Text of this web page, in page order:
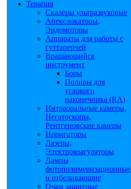
Терапия
Скалеры ультразвуковые
Апекслокаторы,
Эндомоторы
Аппараты для работы с
гуттаперчей
Вращающийся
инструмент
Боры
Полиры для
углового
наконечника (RA)
Интраоральные камеры,
Негатоскопы,
Рентгеновские камеры
Ирригаторы
Лазеры,
Электрокоагуляторы
Лампы
фотополимеризационные
и отбеливающие
Очки защитные